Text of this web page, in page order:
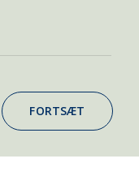
FORTSÆT